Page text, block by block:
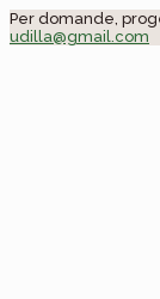
Skip
to
Per domande,
udilla@gmail.com